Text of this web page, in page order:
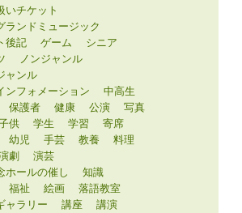
いチケット
ランドミュージック
後記
ゲーム
シニア
ノンジャンル
ャンル
ンフォメーション
中高生
保護者 健康 公演
写真
供 学生 学習
寄席
幼児 手芸 教養
料理
劇
演芸
ホールの催し
知識
福祉 絵画
落語教室
ャラリー
講座
講演